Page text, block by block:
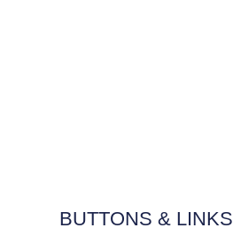
BUTTONS & LINKS